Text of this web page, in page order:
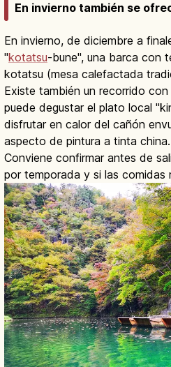
En invierno también se
En invierno, de diciembre a
"kotatsu-bune", una barca con
kotatsu (mesa calefactada
Existe también un recorrido
puede degustar el plato local
disfrutar en calor del cañón
aspecto de pintura a tinta china.
Conviene confirmar antes de
por temporada y si las comidas